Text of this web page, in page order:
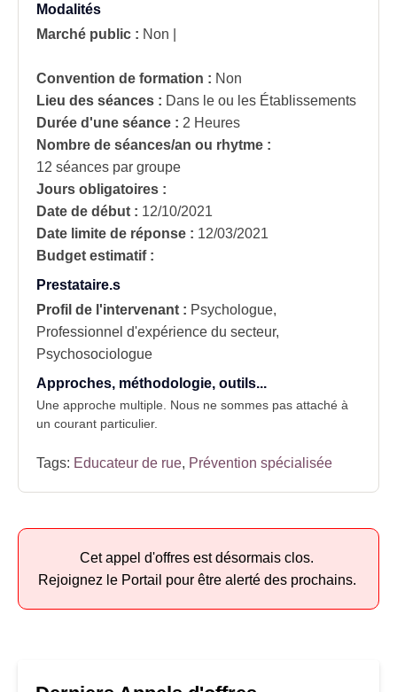
Modalités
Marché public : Non
Convention de formation : Non
Lieu des séances : Dans le ou les Établissements
Durée d'une séance : 2 Heures
Nombre de séances/an ou rhytme :
12 séances par groupe
Jours obligatoires :
Date de début : 12/10/2021
Date limite de réponse : 12/03/2021
Budget estimatif :
Prestataire.s
Profil de l'intervenant : Psychologue,
Professionnel d'expérience du secteur,
Psychosociologue
Approches, méthodologie, outils...
Une approche multiple. Nous ne sommes pas attaché à
un courant particulier.
Tags: Educateur de rue, Prévention spécialisée
Cet appel d'offres est désormais clos.
Rejoignez le Portail pour être alerté des prochains.